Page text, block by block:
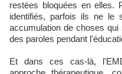
restées bloquées en elles.
identifiés, parfois ils ne le
accumulation de choses
des paroles pendant
Et dans ces cas-là,